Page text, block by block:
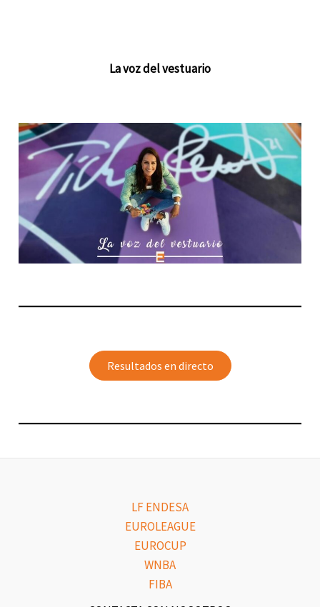
La voz del vestuario
Resultados en directo
LF ENDESA
EUROLEAGUE
EUROCUP
WNBA
FIBA